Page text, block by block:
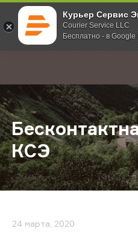
Курьер Сервис
Courier Service LLC
Бесплатно - в Google
; Главная О компании
КСЭ
24 марта, 2020